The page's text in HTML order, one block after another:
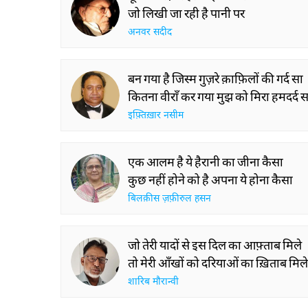
जो लिखी जा रही है पानी पर
अनवर सदीद
बन गया है जिस्म गुज़रे क़ाफ़िलों की गर्द सा
कितना वीराँ कर गया मुझ को मिरा हमदर्द
इफ़्तिख़ार नसीम
एक आलम है ये हैरानी का जीना कैसा
कुछ नहीं होने को है अपना ये होना कैसा
बिलक़ीस ज़फ़ीरुल हसन
जो तेरी यादों से इस दिल का आफ़्ताब मिले
तो मेरी आँखों को दरियाओं का ख़िताब मिले
शारिब मौरान्वी